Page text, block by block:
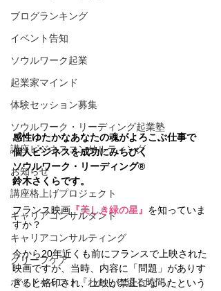
ブログランキング
イベント告知
ソウルワーク起業
起業家マインド
体験セッション募集
ソウルワーク・リーディング起業塾
講座ビジネスコンサルティング
お知らせ
講座格上げプロジェクト
キャリアコンサルタント
キャリアコンサルティング
グリーフケア
ポッドキャスト『わたしに還る時間』
感性ゆたかなあなたの魂がよろこぶ仕事で
個人ビジネスを成功にみちびく
ソウルワーク・リーディング®︎
鈴木さくらです。
フランス映画『美しき緑の星』 を知っていま
すか？
今から20年近くも前にフランスで上映された
映画ですが、当時、内容に「問題」がありす
ぎると烙印され、上映が禁止になったという